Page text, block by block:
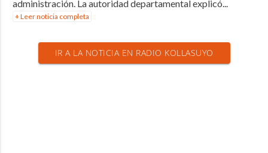
administración. La autoridad departamental explicó...
+ Leer noticia completa
IR A LA NOTICIA EN RADIO KOLLASUYO